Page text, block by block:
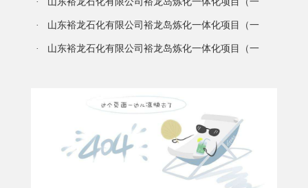
期）工艺阀门专项维修服务 中标候选人公示
· 山东裕龙石化有限公司裕龙岛炼化一体化项目（一
期）780 万吨/年渣油加氢处理装置阻垢剂采购项目中标结
· 山东裕龙石化有限公司裕龙岛炼化一体化项目（一